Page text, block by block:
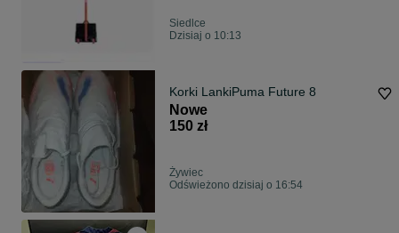
Siedlce
Dzisiaj o 10:13
Korki LankiPuma Future 8
Nowe
150 zł
Żywiec
Odświeżono dzisiaj o 16:54